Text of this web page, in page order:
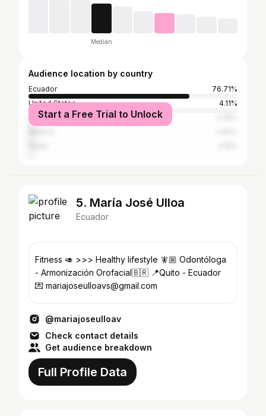
Median
Audience location by country
Ecuador
76.71%
United States
4.11%
Colombia
Start a Free Trial to Unlock
5. María José Ulloa
Ecuador
Fitness 🥑 >>> Healthy lifestyle 🧚🏼 Odontóloga
- Armonización Orofacial🇧🇷 📍Quito - Ecuador
💌 mariajoseulloavs@gmail.com
@mariajoseulloav
Check contact details
Get audience breakdown
Full Profile Data